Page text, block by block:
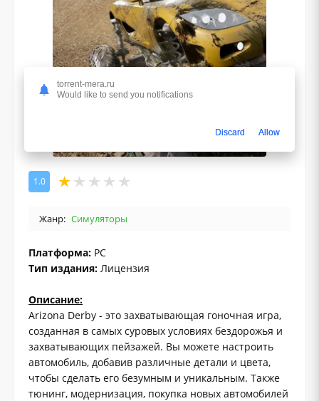
1.0
Жанр: Симуляторы
Платформа: PC
Тип издания: Лицензия
Описание:
Arizona Derby - это захватывающая гоночная игра,
созданная в самых суровых условиях бездорожья и
захватывающих пейзажей. Вы можете настроить
автомобиль, добавив различные детали и цвета,
чтобы сделать его безумным и уникальным. Также
тюнинг, модернизация, покупка новых автомобилей
torrent-mera.ru
Would like to send you notifications
Discard Allow